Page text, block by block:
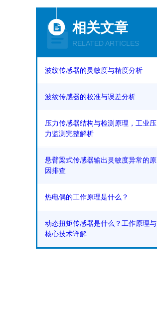
相关文章
RELATED ARTICLES
波纹传感器的灵敏度与精度分析
波纹传感器的校准与误差分析
压力传感器结构与检测原理，工业压
力监测完整解析
悬臂梁式传感器输出灵敏度异常的原
因排查
热电偶的工作原理是什么？
动态扭矩传感器是什么？工作原理与
核心技术详解